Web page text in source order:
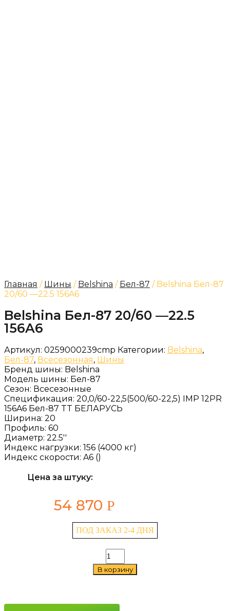
Главная / Шины / Belshina / Бел-87 / Belshina Бел-87
20/60 —22.5 156A6
Belshina Бел-87 20/60 —22.5
156A6
Артикул: 0259000239cmp Категории: Belshina,
Бел-87, Всесезонная, Шины
Бренд шины: Belshina
Модель шины: Бел-87
Сезон: Всесезонные
Спецификация: 20,0/60-22,5(500/60-22,5) IMP 12PR
156A6 Бел-87 TT БЕЛАРУСЬ
Ширина: 20
Профиль: 60
Диаметр: 22.5''
Индекс нагрузки: 156 (4000 кг)
Индекс скорости: A6 ()
Цена за штуку:
54 870 Р
ПОД ЗАКАЗ 2-4 ДНЯ
Количество
товара
Belshina
22.5
В корзину